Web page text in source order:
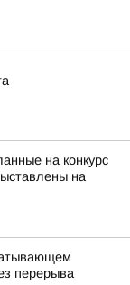
на конкурс
на
перерыва